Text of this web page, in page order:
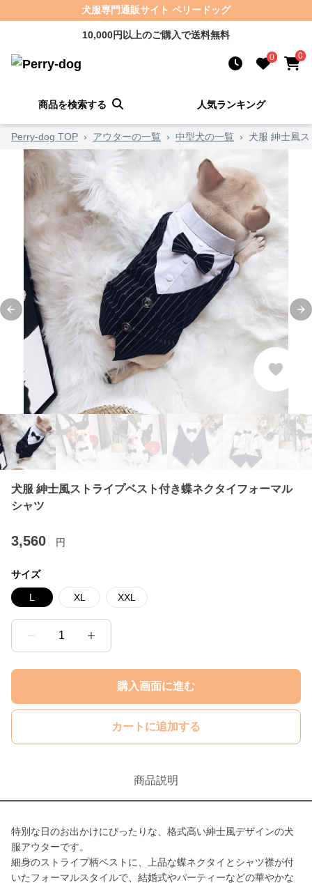
犬服専門通販サイト ペリードッグ
10,000円以上のご購入で送料無料
0 0
商品を検索する 人気ランキング
Perry-dog TOP › アウターの一覧 › 中型犬の一覧 › 犬服 紳士風
Previous slide
犬服 紳士風ストライプベスト付き蝶ネクタイフォーマル
シャツ
3,560 円
サイズ
L XL XXL
1
購入画面に進む
カートに追加する
商品説明
特別な日のお出かけにぴったりな、格式高い紳士風デザインの犬
服アウターです。
細身のストライプ柄ベストに、上品な蝶ネクタイとシャツ襟が付
いたフォーマルスタイルで、結婚式やパーティーなどの華やかな